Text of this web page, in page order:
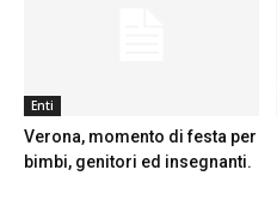
Enti
Verona, momento di festa per
bimbi, genitori ed insegnanti.